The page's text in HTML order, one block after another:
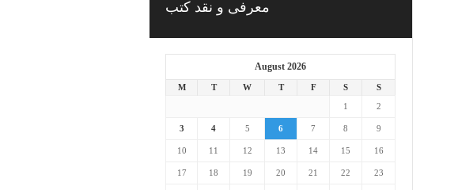
معرفی و نقد کتب
August 2026
M T W T F S
S
1
2
3 4 5 6 7 8 9
10 11 12 13 14 15 16
17 18 19 20 21 22 23